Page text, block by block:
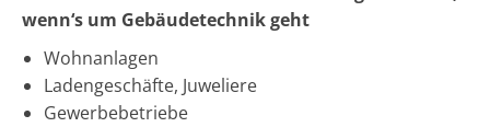
wenn‘s um Gebäudetechnik geht
Wohnanlagen
Ladengeschäfte, Juweliere
Gewerbebetriebe